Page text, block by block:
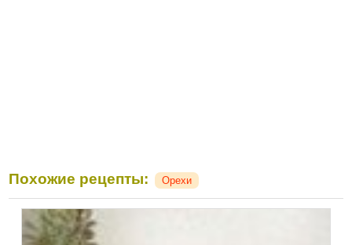
Похожие рецепты: Орехи